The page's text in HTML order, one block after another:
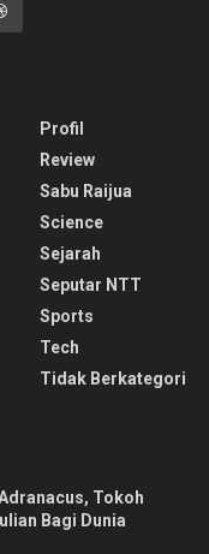
Profil
Review
Sabu Raijua
Science
Sejarah
Seputar NTT
Sports
Tech
Tidak Berkategori
Tokoh
Bagi Dunia